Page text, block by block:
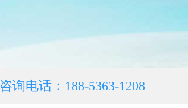
咨询电话：188-5363-1208